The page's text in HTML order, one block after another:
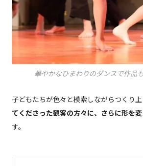
華やかなひまわりのダンスで作品
子どもたちが色々と模索しながらつくり上
てくださった観客の方々に、さらに形を
す。